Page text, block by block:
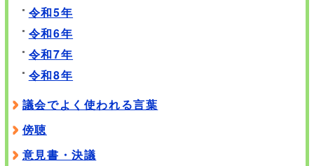
令和5年
令和6年
令和7年
令和8年
議会でよく使われる言葉
傍聴
意見書・決議